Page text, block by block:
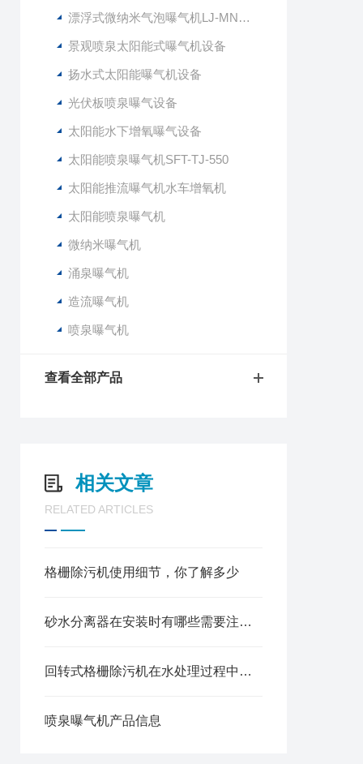
漂浮式微纳米气泡曝气机LJ-MNG7500
景观喷泉太阳能式曝气机设备
扬水式太阳能曝气机设备
光伏板喷泉曝气设备
太阳能水下增氧曝气设备
太阳能喷泉曝气机SFT-TJ-550
太阳能推流曝气机水车增氧机
太阳能喷泉曝气机
微纳米曝气机
涌泉曝气机
造流曝气机
喷泉曝气机
查看全部产品
相关文章
RELATED ARTICLES
格栅除污机使用细节，你了解多少
砂水分离器在安装时有哪些需要注意的呢
回转式格栅除污机在水处理过程中的应用效果
喷泉曝气机产品信息